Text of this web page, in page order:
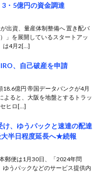
・5億円の資金調達
出資、量産体制整備へ 置き配バ
」を展開しているスタートアッ
は4月2[…]
、自己破産を申請
億円 帝国データバンクが4月
よると、大阪を地盤とするトラッ
セヒロ[…]
け、ゆうパックと速達の配達
半日程度延長へ★続報
郵便は1月30日、「2024年問
ゆうパックなどのサービス提供内